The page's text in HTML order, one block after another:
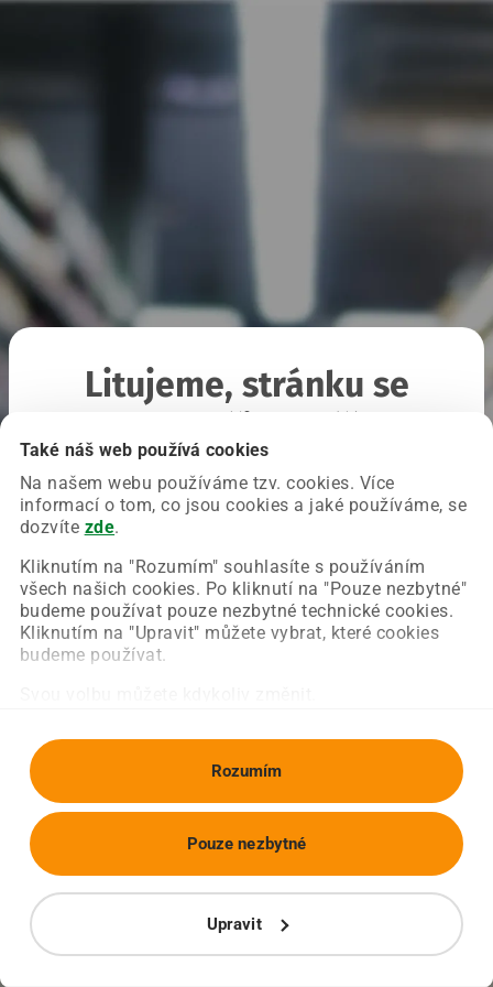
Také náš web používá cookies
Na našem webu používáme tzv. cookies. Více
informací o tom, co jsou cookies a jaké používáme, se
dozvíte zde.
Kliknutím na "Rozumím" souhlasíte s používáním
všech našich cookies. Po kliknutí na "Pouze nezbytné"
budeme používat pouze nezbytné technické cookies.
Kliknutím na "Upravit" můžete vybrat, které cookies
budeme používat.
Rozumím
Upravit
Pouze nezbytné
Litujeme, stránku se
Chyba nastala na naší straně a už ji opravujeme.
Zkuste prosím znovu načíst požadovanou stránku.
Obnovit stránku Úvodní strana